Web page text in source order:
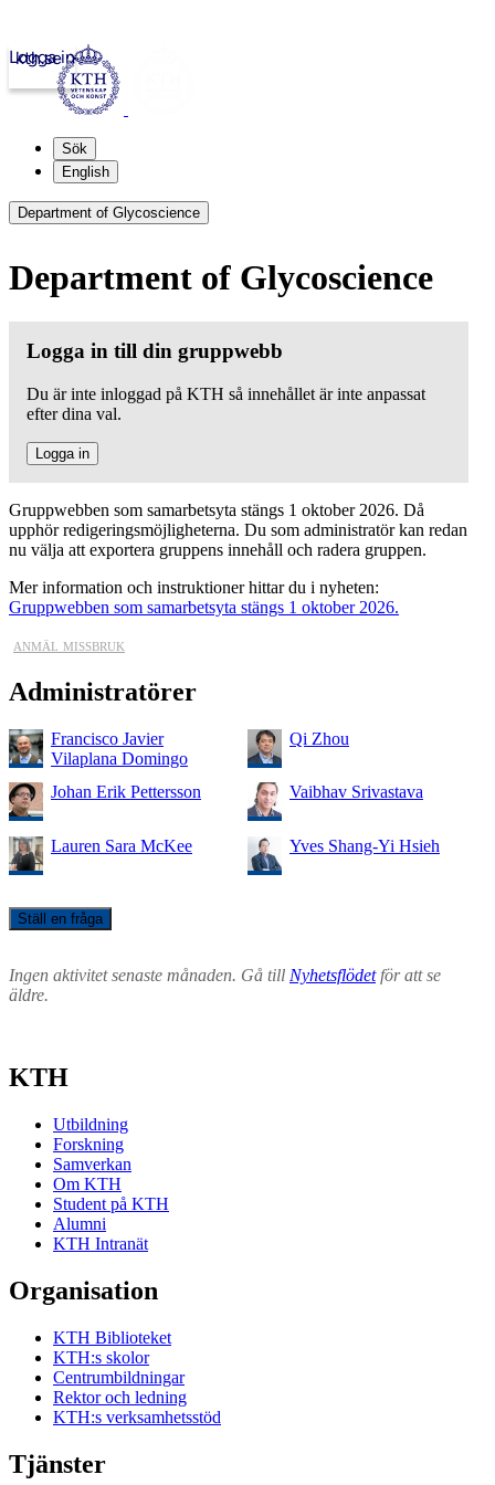
kth.se
Logga in
Sök
English
Department of Glycoscience
Department of Glycoscience
Logga in till din gruppwebb
Du är inte inloggad på KTH så innehållet är inte anpassat
efter dina val.
Logga in
Gruppwebben som samarbetsyta stängs 1 oktober 2026. Då
upphör redigeringsmöjligheterna. Du som administratör kan redan
nu välja att exportera gruppens innehåll och radera gruppen.
Mer information och instruktioner hittar du i nyheten:
Gruppwebben som samarbetsyta stängs 1 oktober 2026.
anmäl missbruk
Administratörer
Francisco Javier
Vilaplana Domingo
Johan Erik Pettersson
Lauren Sara McKee
Qi Zhou
Vaibhav Srivastava
Yves Shang-Yi Hsieh
Ställ en fråga
Ingen aktivitet senaste månaden. Gå till Nyhetsflödetför att se
äldre.
KTH
Utbildning
Forskning
Samverkan
Om KTH
Student på KTH
Alumni
KTH Intranät
Organisation
KTH Biblioteket
KTH:s skolor
Centrumbildningar
Rektor och ledning
KTH:s verksamhetsstöd
Tjänster